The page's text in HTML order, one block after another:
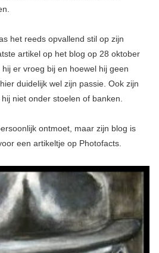
het reeds opvallend stil op zijn
artikel op het blog op 28 oktober
er vroeg bij en hoewel hij geen
duidelijk wel zijn passie. Ook zijn
niet onder stoelen of banken.
ontmoet, maar zijn blog is
een artikeltje op Photofacts.